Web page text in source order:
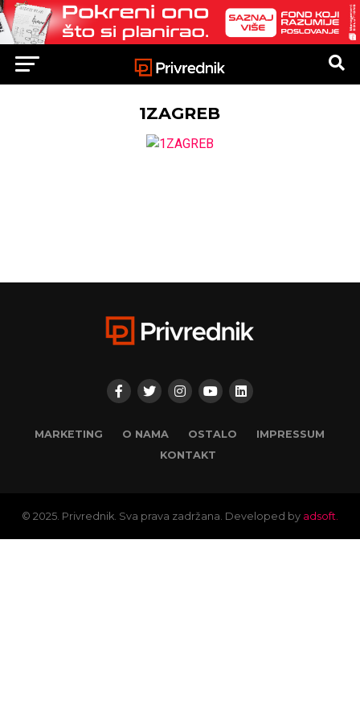
1ZAGREB
MARKETING O NAMA OSTALO
IMPRESSUM
KONTAKT
© 2025. Privrednik. Sva prava zadržana. Developed by adsoft.